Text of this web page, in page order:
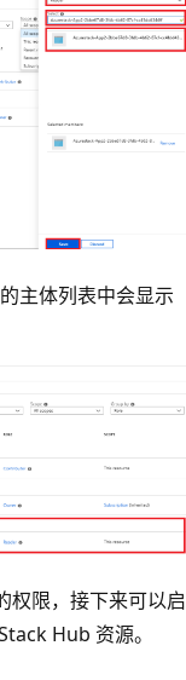
主体列表中会显示
权限，接下来可以启
Hub 资源。